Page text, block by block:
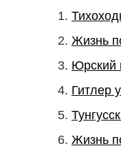
Жизнь
Юрский
Гитлер
Жизнь